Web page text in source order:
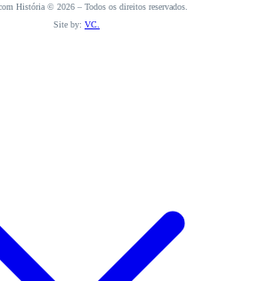
História © 2026 – Todos os direitos reservados.
Site by: VC.